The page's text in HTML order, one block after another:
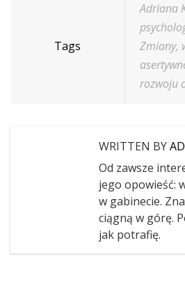
Tags
Adriana
Zmiany,
rozwoju
WRITTEN BY
Od zawsze
jego opowieść:
w gabinecie.
ciągną w górę.
jak potrafię.